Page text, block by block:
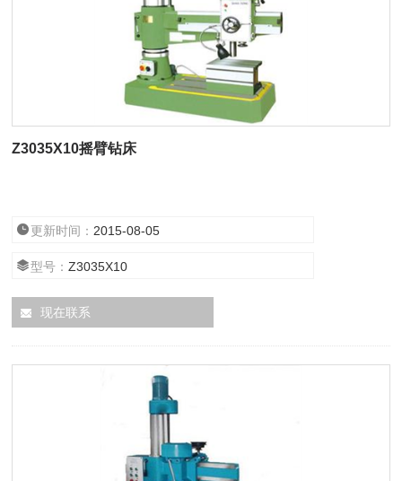
Z3035X10摇臂钻床
更新时间： 2015-08-05
型号：Z3035X10
现在联系